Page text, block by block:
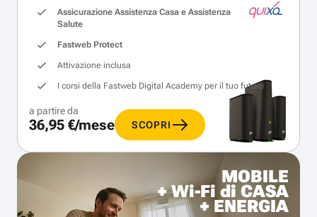
Assicurazione Assistenza Casa e Assistenza
Salute
Fastweb Protect
Attivazione inclusa
I corsi della Fastweb Digital Academy per il tuo futuro
a partire da
36,95 €/mese SCOPRI
MOBILE
+ Wi-Fi di CASA
+ ENERGIA